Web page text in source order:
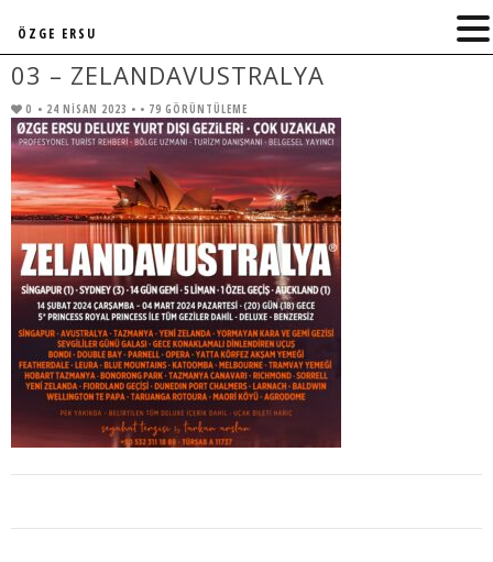
03 – ZELANDAVUSTRALYA
0 • 24 NISAN 2023 • • 79 GÖRÜNTÜLEME
ÖZGE ERSU